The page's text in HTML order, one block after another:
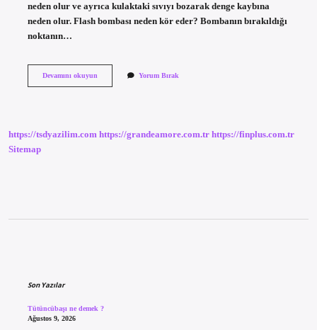
neden olur ve ayrıca kulaktaki sıvıyı bozarak denge kaybına
neden olur. Flash bombası neden kör eder? Bombanın bırakıldığı
noktanın…
Devamını okuyunFlash
Yorum Bırak
https://tsdyazilim.com https://grandeamore.com.tr https://finplus.com.tr
Sitemap
Son Yazılar
Tütüncübaşı ne demek ?
Ağustos 9, 2026